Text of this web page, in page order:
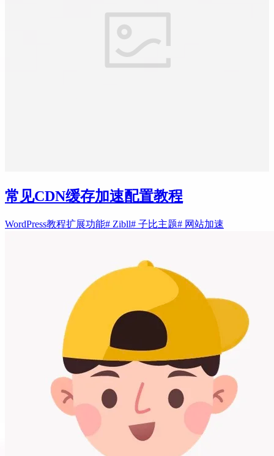
常见CDN缓存加速配置教程
WordPress教程扩展功能# Zibll# 子比主题# 网站加速